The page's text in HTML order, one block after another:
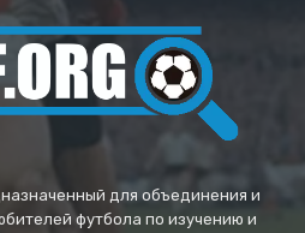
для объединения и
футбола по изучению и